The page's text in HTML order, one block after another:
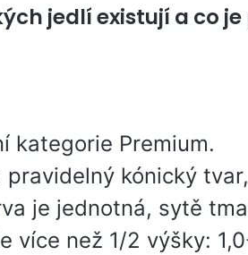
jedlí existují a co
kategorie Premium.
pravidelný kónický
je jednotná, sytě
více než 1/2 výšky: